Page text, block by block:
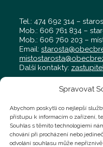
Spravovat
Abychom poskytli co nejlepší
přístupu k informacím o zařízení,
Souhlas s těmito technologiemi
chování při procházení nebo
odvolání souhlasu může
Tel.: 474 692 314 –
Mob.: 606 761 834 –
Mob.: 606 760 203 –
Email:
Další kontakty:
Obecní úřad Březno
Tel.: 474 692 011 –
Mob.: 702 019 929 –
Mob.: 724 769 058 –
technik@obecbrezno.cz